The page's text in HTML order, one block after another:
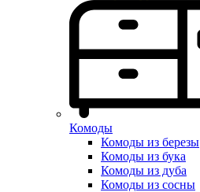
Комоды
Комоды из березы
Комоды из бука
Комоды из дуба
Комоды из сосны